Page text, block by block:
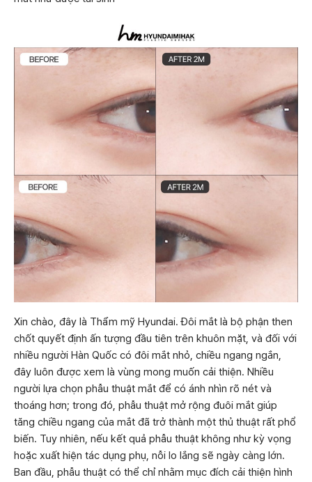
Xin chào, đây là Thẩm mỹ Hyundai. Đôi mắt là bộ phận then
chốt quyết định ấn tượng đầu tiên trên khuôn mặt, và đối với
nhiều người Hàn Quốc có đôi mắt nhỏ, chiều ngang ngắn,
đây luôn được xem là vùng mong muốn cải thiện. Nhiều
người lựa chọn phẫu thuật mắt để có ánh nhìn rõ nét và
thoáng hơn; trong đó, phẫu thuật mở rộng đuôi mắt giúp
tăng chiều ngang của mắt đã trở thành một thủ thuật rất phổ
biến. Tuy nhiên, nếu kết quả phẫu thuật không như kỳ vọng
hoặc xuất hiện tác dụng phụ, nỗi lo lắng sẽ ngày càng lớn.
Ban đầu, phẫu thuật có thể chỉ nhằm mục đích cải thiện hình